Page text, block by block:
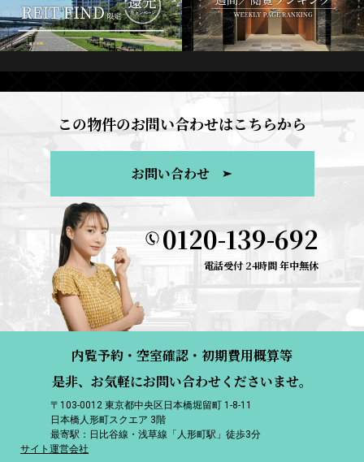
この物件のお問い合わせはこちらから
お問い合わせ
0120-139-692
電話受付 24時間 年中無休
内覧予約・空室確認・初期費用概算等
是非、お気軽にお問い合わせくださいませ。
〒103-0012 東京都中央区日本橋堀留町 1-8-11
日本橋人形町スクエア 3階
最寄駅：日比谷線・浅草線「人形町駅」徒歩3分
サイト運営会社